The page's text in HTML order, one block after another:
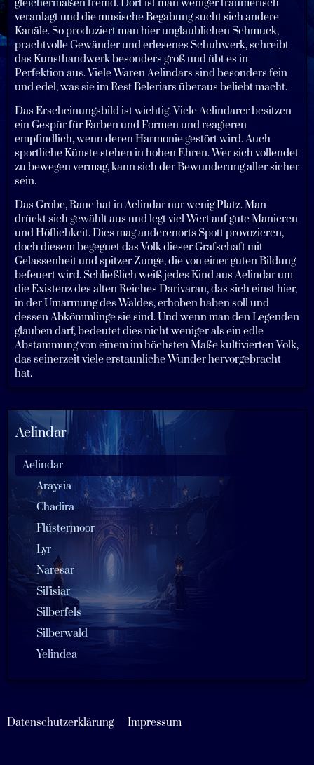
gleichermaßen fremd. Dort ist man weniger träumerisch
veranlagt und die musische Begabung sucht sich andere
Kanäle. So produziert man hier unglaublichen Schmuck,
prachtvolle Gewänder und erlesenes Schuhwerk, schreibt
das Kunsthandwerk besonders groß und übt es in
Perfektion aus. Viele Waren Aelindars sind besonders fein
und edel, was sie im Rest Beleriars überaus beliebt macht.
Das Erscheinungsbild ist wichtig. Viele Aelindarer besitzen
ein Gespür für Farben und Formen und reagieren
empfindlich, wenn deren Harmonie gestört wird. Auch
sportliche Künste stehen in hohen Ehren. Wer sich vollendet
zu bewegen vermag, kann sich der Bewunderung aller sicher
sein.
Das Grobe, Raue hat in Aelindar nur wenig Platz. Man
drückt sich gewählt aus und legt viel Wert auf gute Manieren
und Höflichkeit. Dies mag anderenorts Spott provozieren,
doch diesem begegnet das Volk dieser Grafschaft mit
Gelassenheit und spitzer Zunge, die von einer guten Bildung
befeuert wird. Schließlich weiß jedes Kind aus Aelindar um
die Existenz des alten Reiches Darivaran, das sich einst hier,
in der Umarmung des Waldes, erhoben haben soll und
dessen Abkömmlinge sie sind. Und wenn man den Legenden
glauben darf, bedeutet dies nicht weniger als ein edle
Abstammung von einem im höchsten Maße kultivierten Volk,
das seinerzeit viele erstaunliche Wunder hervorgebracht
hat.
Aelindar
Aelindar
Araysia
Chadira
Flüstermoor
Lyr
Naresar
Sil'isiar
Silberfels
Silberwald
Yelindea
Datenschutzerklärung Impressum